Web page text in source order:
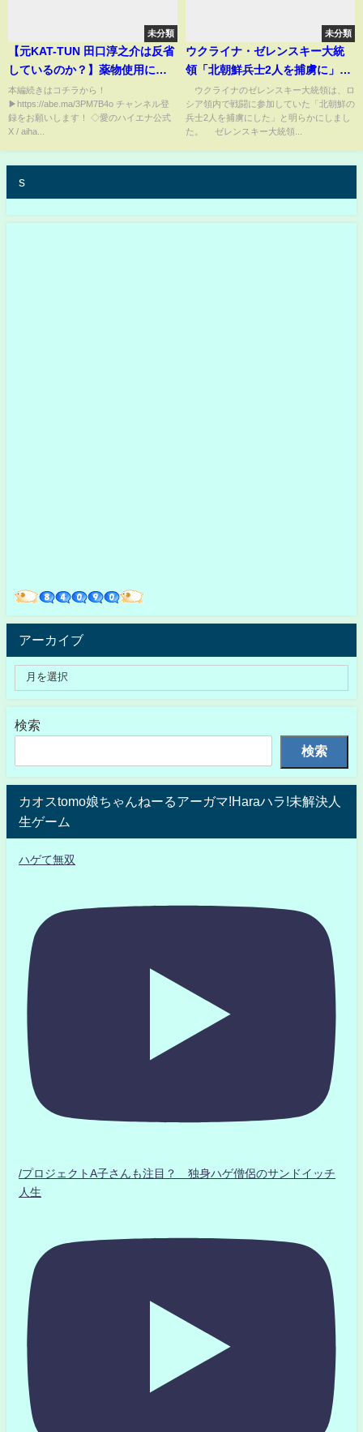
未分類
【元KAT-TUN 田口淳之介は反省
しているのか？】薬物使用によ
る逮捕時の真相を語る｜ニュー
ヨーク×さらば青春の光『#愛の
ハイエナ シーズン3』毎週火曜よ
本編続きはコチラから！
▶https://abe.ma/3PM7B4o チャンネル登
録をお願いします！ ◇愛のハイエナ公式
X / aiha...
未分類
ウクライナ・ゼレンスキー大統
領「北朝鮮兵士2人を捕虜に」
SNSに投稿(2025年1月12日)
ウクライナのゼレンスキー大統領は、ロ
シア領内で戦闘に参加していた「北朝鮮の
兵士2人を捕虜にした」と明らかにしまし
た。 ゼレンスキー大統領...
s
アーカイブ
検索
検索
カオスtomo娘ちゃんねーるアーガマ!Haraハラ!未解決人
生ゲーム
ハゲて無双
/プロジェクトA子さんも注目？ 独身ハゲ僧侶のサンドイッチ
人生